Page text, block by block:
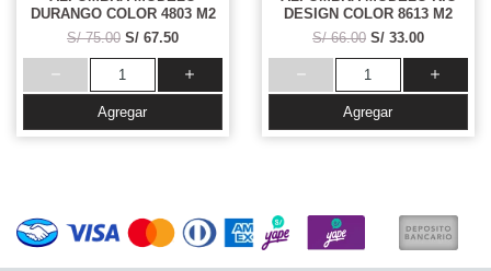
DURANGO COLOR 4803 M2
S/ 75.00 S/ 67.50
Agregar
DESIGN COLOR 8613 M2
S/ 66.00 S/ 33.00
Agregar